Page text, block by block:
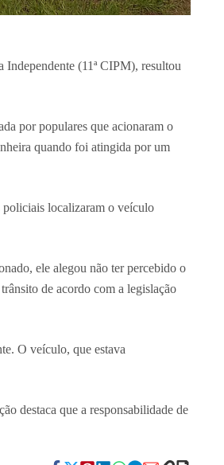
(11ª CIPM), resultou
por populares que acionaram o
quando foi atingida por um
policiais localizaram o veículo
ele alegou não ter percebido o
de acordo com a legislação
O veículo, que estava
destaca que a responsabilidade de